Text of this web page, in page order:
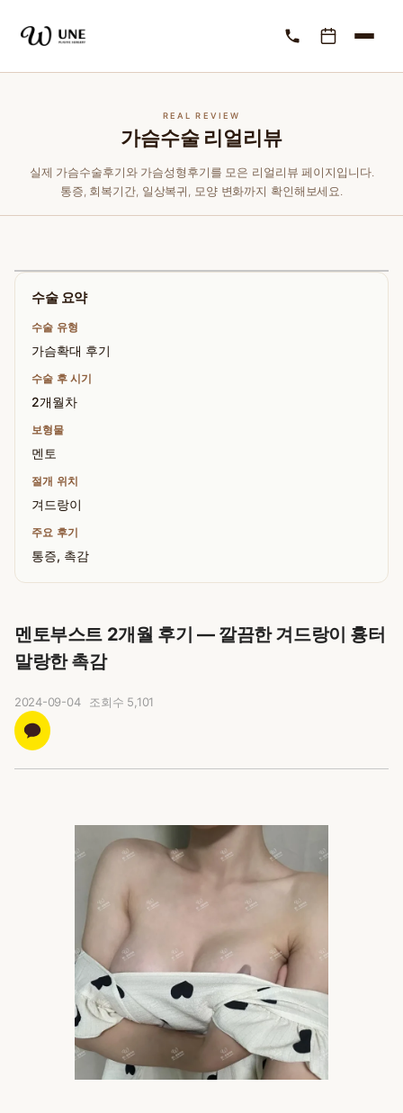
REAL REVIEW
가슴수술 리얼리뷰
실제 가슴수술후기와 가슴성형후기를 모은 리얼리뷰 페이지입니다.
통증, 회복기간, 일상복귀, 모양 변화까지 확인해보세요.
수술 요약
수술 유형
가슴확대 후기
수술 후 시기
2개월차
보형물
멘토
절개 위치
겨드랑이
주요 후기
통증, 촉감
멘토부스트 2개월 후기 — 깔끔한 겨드랑이 흉터
말랑한 촉감
2024-09-04 조회수 5,101